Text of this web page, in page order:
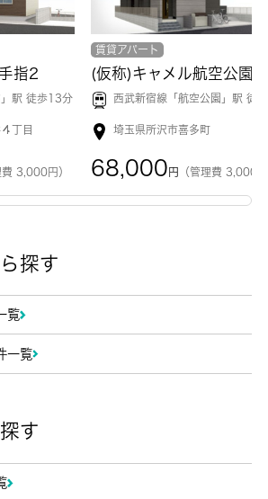
指2
」駅 徒歩13分
丁目
費 3,000円）
賃貸アパート
(仮称)キャメル航空公園
西武新宿線「航空公園 」駅 徒歩5
埼玉県所沢市喜多町
68,000 円 （管理費 3,000
探す
覧
一覧
す